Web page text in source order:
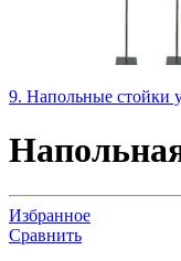
9. Напольные стойки
Избранное
Сравнить